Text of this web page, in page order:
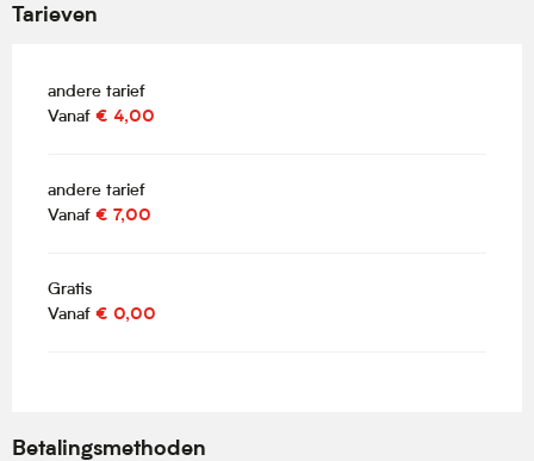
Tarieven
andere tarief
Vanaf € 4,00
andere tarief
Vanaf € 7,00
Gratis
Vanaf € 0,00
Betalingsmethoden